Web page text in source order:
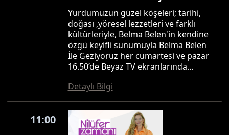
Yurdumuzun güzel köşeleri; tarihi,
doğası ,yöresel lezzetleri ve farklı
kültürleriyle, Belma Belen'in kendine
özgü keyifli sunumuyla Belma Belen
İle Geziyoruz her cumartesi ve pazar
16.50’de Beyaz TV ekranlarında…
Detaylı Bilgi
11:00